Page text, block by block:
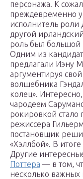
персонажа. К
преждевременно
исполнитель роли
другой
роль был большой
Одним из
предлагали Иэну
аргументируя
волшебника
колец».
чародеем
рокировкой стало
режиссера
постановщик
«Хэллбой». В
Другие
Поттера — в том,
несколько